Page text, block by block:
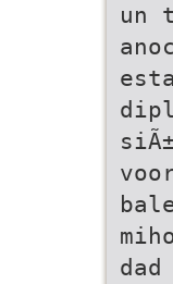
un